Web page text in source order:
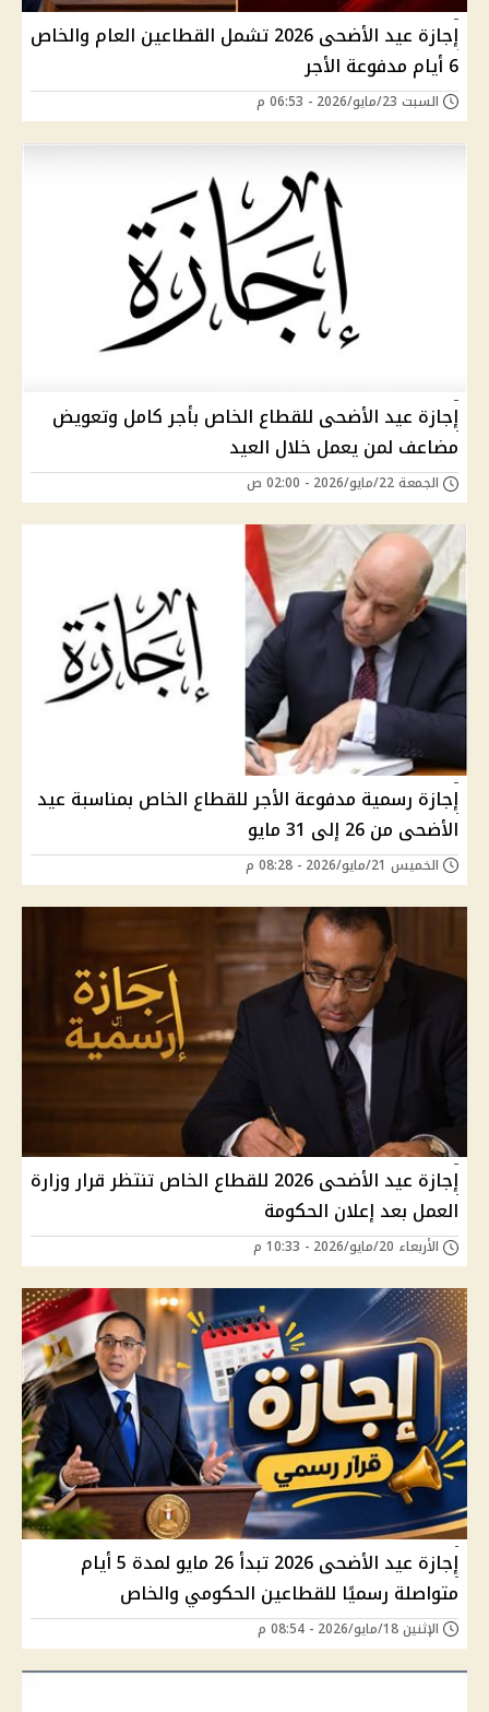
إجازة عيد الأضحى 2026 تشمل القطاعين العام والخاص
6 أيام مدفوعة الأجر
السبت 23/مايو/2026 - 06:53 م
إجازة عيد الأضحى للقطاع الخاص بأجر كامل وتعويض
مضاعف لمن يعمل خلال العيد
الجمعة 22/مايو/2026 - 02:00 ص
إجازة رسمية مدفوعة الأجر للقطاع الخاص بمناسبة عيد
الأضحى من 26 إلى 31 مايو
الخميس 21/مايو/2026 - 08:28 م
إجازة عيد الأضحى 2026 للقطاع الخاص تنتظر قرار وزارة
العمل بعد إعلان الحكومة
الأربعاء 20/مايو/2026 - 10:33 م
إجازة عيد الأضحى 2026 تبدأ 26 مايو لمدة 5 أيام
متواصلة رسميًا للقطاعين الحكومي والخاص
الإثنين 18/مايو/2026 - 08:54 م